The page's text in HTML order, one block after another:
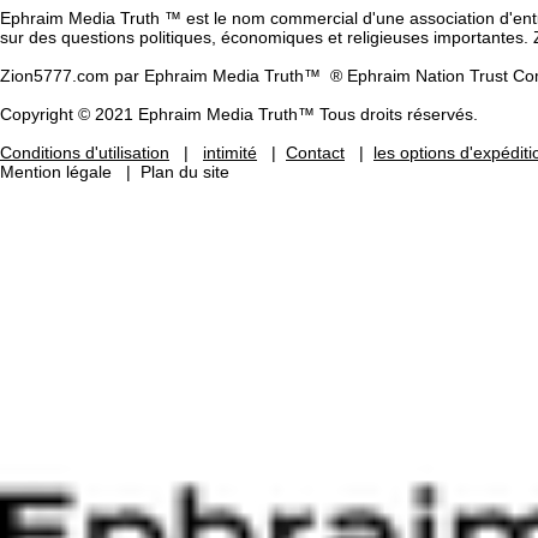
Ephraim Media Truth ™ est le nom commercial d'une association
sur des questions politiques, économiques et religieuses importantes.
Zion5777.com par Ephraim Media Truth™ ® Ephraim Nation Trust
Copyright © 2021 Ephraim Media Truth™ Tous droits réservés.
Conditions d'utilisation
| intimité | Contact | les options
Mention légale
| Plan du site